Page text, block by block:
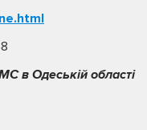
в Одеській області